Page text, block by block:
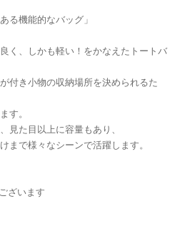
る機能的なバッグ」
く、しかも軽い！をかなえたトートバ
付き小物の収納場所を決められるた
す。
見た目以上に容量もあり、
まで様々なシーンで活躍します。
ざいます